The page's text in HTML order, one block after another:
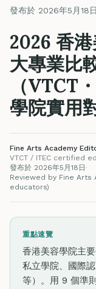
發布於 2026年5月18日
2026 香
大專業比
（VTCT
學院實用
Fine Arts Academy
VTCT / ITEC certified
發布於 2026年5月18日 ·
Reviewed by Fine Arts
educators)
重點速覽
香港美容學院主
私立學院、國際
等）。用 9 個準